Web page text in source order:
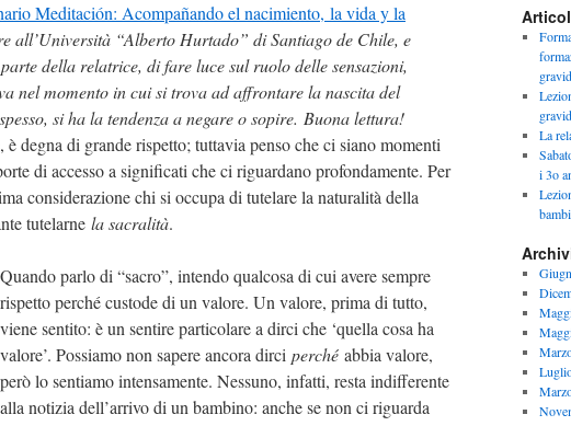
Meditación: Acompañando el nacimiento, la vida y la
all’Università “Alberto Hurtado” di Santiago de Chile, e
della relatrice, di fare luce sul ruolo delle sensazioni,
nel momento in cui si trova ad affrontare la nascita del
si ha la tendenza a negare o sopire. Buona lettura!
degna di grande rispetto; tuttavia penso che ci siano momenti
di accesso a significati che ci riguardano profondamente. Per
considerazione chi si occupa di tutelare la naturalità della
tutelarne la sacralità.
Quando parlo di “sacro”, intendo qualcosa di cui avere sempre
rispetto perché custode di un valore. Un valore, prima di tutto,
viene sentito: è un sentire particolare a dirci che ‘quella cosa ha
valore’. Possiamo non sapere ancora dirci perché abbia valore,
però lo sentiamo intensamente. Nessuno, infatti, resta indifferente
alla notizia dell’arrivo di un bambino: anche se non ci riguarda
La
i 3o